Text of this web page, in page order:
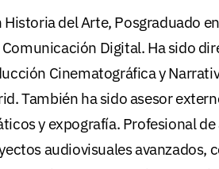
del Arte, Posgraduado
Digital. Ha sido
Cinematográfica y
También ha sido asesor
y expografía. Profesional
audiovisuales avanzados,